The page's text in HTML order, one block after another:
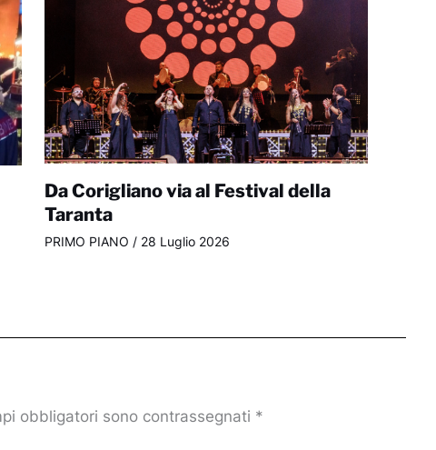
Da Corigliano via al Festival della
Taranta
PRIMO PIANO / 28 Luglio 2026
obbligatori sono contrassegnati *